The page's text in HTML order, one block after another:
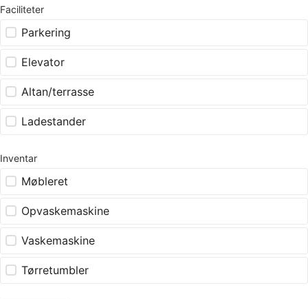
Faciliteter
Parkering
Elevator
Altan/terrasse
Ladestander
Inventar
Møbleret
Opvaskemaskine
Vaskemaskine
Tørretumbler